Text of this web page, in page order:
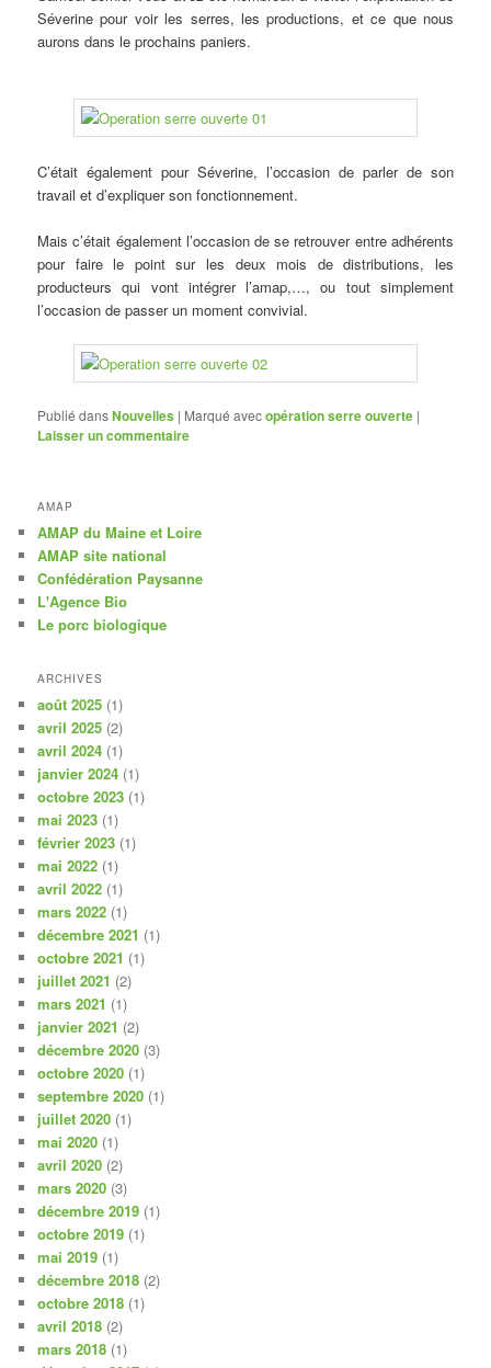
Séverine pour voir les serres, les productions, et ce que nous
aurons dans le prochains paniers.
C’était également pour Séverine, l’occasion de parler de son
travail et d’expliquer son fonctionnement.
Mais c’était également l’occasion de se retrouver entre adhérents
pour faire le point sur les deux mois de distributions, les
producteurs qui vont intégrer l’amap,…, ou tout simplement
l’occasion de passer un moment convivial.
Publié dansNouvelles | Marqué avecopération serre ouverte |
Laisser un commentaire
AMAP
AMAP du Maine et Loire
AMAP site national
Confédération Paysanne
L'Agence Bio
Le porc biologique
ARCHIVES
août 2025 (1)
avril 2025 (2)
avril 2024 (1)
janvier 2024 (1)
octobre 2023 (1)
mai 2023 (1)
février 2023 (1)
mai 2022 (1)
avril 2022 (1)
mars 2022 (1)
décembre 2021 (1)
octobre 2021 (1)
juillet 2021 (2)
mars 2021 (1)
janvier 2021 (2)
décembre 2020 (3)
octobre 2020 (1)
septembre 2020 (1)
juillet 2020 (1)
mai 2020 (1)
avril 2020 (2)
mars 2020 (3)
décembre 2019 (1)
octobre 2019 (1)
mai 2019 (1)
décembre 2018 (2)
octobre 2018 (1)
avril 2018 (2)
mars 2018 (1)